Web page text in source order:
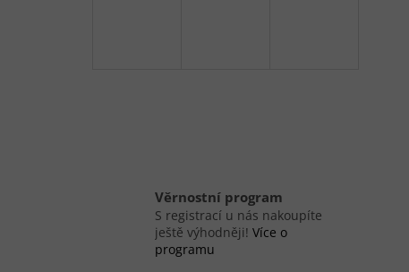
Věrnostní program
S registrací u nás nakoupíte
ještě výhodněji! Více o
programu